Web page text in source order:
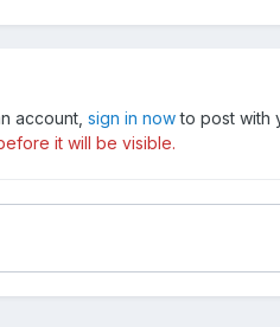
account, sign in nowto post with
it will be visible.